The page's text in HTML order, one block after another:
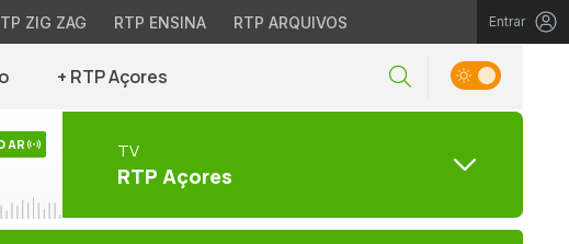
ZIG ZAG RTP ENSINA RTP ARQUIVOS Entrar
+ RTP Açores
AR TV
RTP Açores